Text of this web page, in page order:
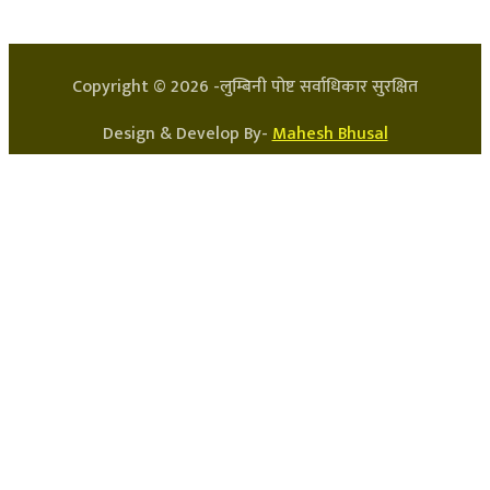
Copyright ©2026 -लुम्बिनी पोष्ट सर्वाधिकार सुरक्षित
Design & Develop By-Mahesh Bhusal